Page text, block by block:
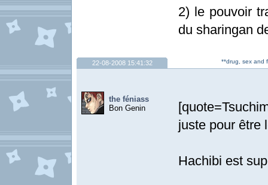
2) le pouvoir
du sharingan
**drug, sex and
22-08-2008 15:41:32
the féniass
Bon Genin
juste pour être
Hachibi est